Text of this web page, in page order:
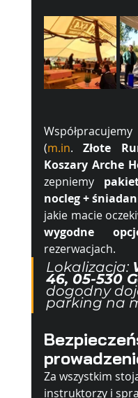
(m.in. Złote
Koszary Arche
zepniemy
nocleg +
jakie macie
wygodne
rezerwacjach.
Lokalizacja:
46, 05-530
dogodny
parking na
Za wszystkim
instruktorzy i